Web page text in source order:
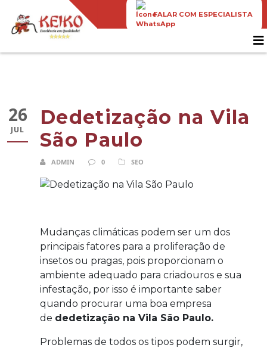
FALAR COM ESPECIALISTA
26
JUL
Dedetização na Vila
São Paulo
ADMIN 0 SEO
Mudanças climáticas podem ser um dos
principais fatores para a proliferação de
insetos ou pragas, pois proporcionam o
ambiente adequado para criadouros e sua
infestação, por isso é importante saber
quando procurar uma boa empresa
de dedetização na Vila São Paulo.
Problemas de todos os tipos podem surgir,